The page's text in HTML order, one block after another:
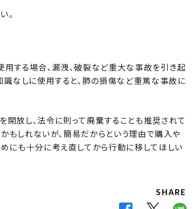
。
する場合、漏洩、破裂など重大な事故を引き起
識なしに使用すると、肺の損傷など重篤な事故に
放し、法令に則って廃棄することも推奨されて
もしれないが、簡易だからという理由で購入や
にも十分に考え直してから行動に移してほしい
SHARE